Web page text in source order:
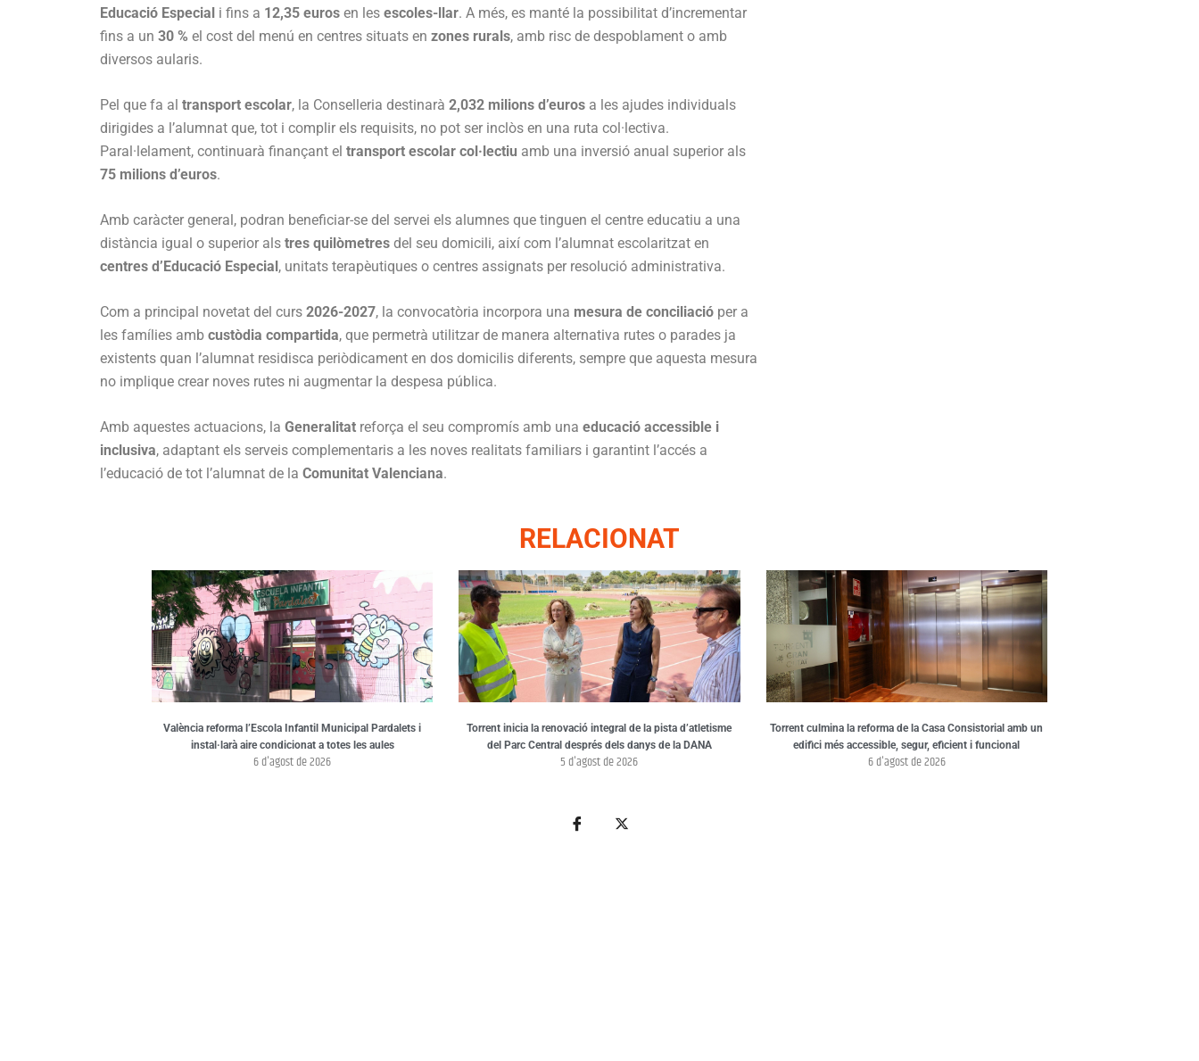
Educació Especial i fins a 12,35 euros en les escoles-llar. A més, es manté la possibilitat d’incrementar
fins a un 30 % el cost del menú en centres situats en zones rurals, amb risc de despoblament o amb
diversos aularis.
Pel que fa al transport escolar, la Conselleria destinarà 2,032 milions d’euros a les ajudes individuals
dirigides a l’alumnat que, tot i complir els requisits, no pot ser inclòs en una ruta col·lectiva.
Paral·lelament, continuarà finançant el transport escolar col·lectiu amb una inversió anual superior als
75 milions d’euros.
Amb caràcter general, podran beneficiar-se del servei els alumnes que tinguen el centre educatiu a una
distància igual o superior als tres quilòmetres del seu domicili, així com l’alumnat escolaritzat en
centres d’Educació Especial , unitats terapèutiques o centres assignats per resolució administrativa.
Com a principal novetat del curs 2026-2027, la convocatòria incorpora una mesura de conciliació per a
les famílies amb custòdia compartida, que permetrà utilitzar de manera alternativa rutes o parades ja
existents quan l’alumnat residisca periòdicament en dos domicilis diferents, sempre que aquesta mesura
no implique crear noves rutes ni augmentar la despesa pública.
Amb aquestes actuacions, la Generalitat reforça el seu compromís amb una educació accessible i
inclusiva, adaptant els serveis complementaris a les noves realitats familiars i garantint l’accés a
l’educació de tot l’alumnat de la Comunitat Valenciana.
RELACIONAT
València reforma l’Escola Infantil Municipal Pardalets i
instal·larà aire condicionat a totes les aules
6 d'agost de 2026
Torrent inicia la renovació integral de la pista d’atletisme
del Parc Central després dels danys de la DANA
5 d'agost de 2026
Torrent culmina la reforma de la Casa Consistorial amb un
edifici més accessible, segur, eficient i funcional
6 d'agost de 2026